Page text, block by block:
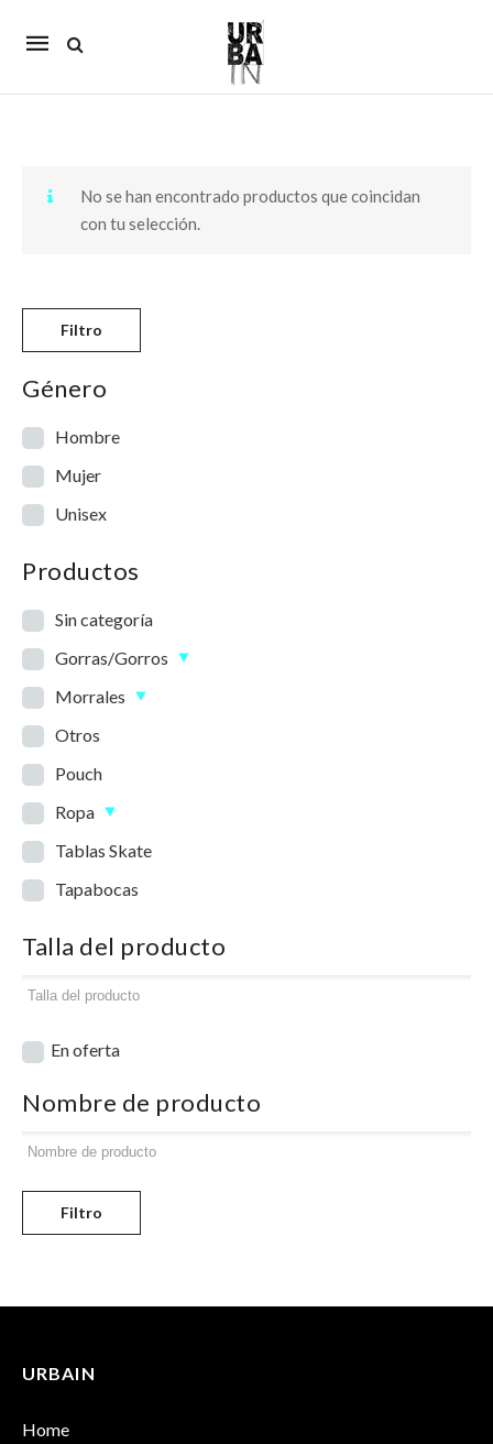
Mobile
No se han encontrado productos que coincidan
con tu selección.
Filtro
Género
Hombre
Mujer
Unisex
Productos
Sin categoría
Gorras/Gorros
Morrales
Otros
Pouch
Ropa
Tablas Skate
Tapabocas
Talla del producto
En oferta
Nombre de producto
Filtro
URBAIN
Home